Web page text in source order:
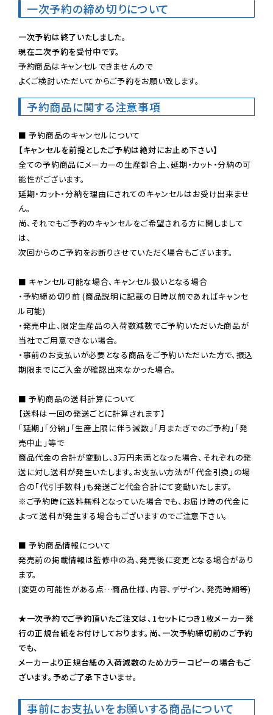
一次予約の締め切りについて
一次予約は終了いたしました。
現在二次予約を受付中です。
予約商品はキャンセルできませんので
よくご検討いただいてからご予約をお願い致します。
予約商品に関する注意事項
【キャンセルを前提としたご予約は絶対にお止め下さい】
全ての予約商品にメーカーの生産都合上、延期・カット・分納の可
能性がございます。
延期・カット・分納を理由にされてのキャンセルはお受け出来ませ
ん。
尚、それでもご予約のキャンセルをご希望される方に関しまして
は、
次回からのご予約をお断りさせていただく場合もございます。
■ キャンセル可能な場合、キャンセル扱いとなる場合
・予約締め切り前 (商品説明に記載の日時以前であればキャンセ
ル可能)
・発売中止、限定生産品の入荷数減数でご予約いただいた商品が
当社でご用意できない場合。
・事前のお支払いが必要となる商品をご予約いただいた方で、振込
期限までにご入金が確認出来なかった場合。
■ 予約商品の送料計算について
【送料は一回の発送ごとに計算されます】
「延期」「分納」「生産上限に伴う減数」「月またぎでのご予約」「発
売中止」等で
商品代金の合計が変動し、3万円未満となった場合、それぞれの発
送に対し送料が発生いたします。お支払い方法が「代金引換」の場
※ご予約時に送料無料となっていた場合でも、お届け時の代金に
よって送料が発生する場合もございますのでご注意下さい。
■ 予約商品情報について
発売前の掲載情報は監修中の為、発売後に変更となる場合があり
ます。
(変更の可能性がある点…商品仕様、内容、デザイン、発売時期等)
★一次予約でご予約頂いたご注文は、1セットにつき1枚メーカー発
行の正規台紙をお付けしております。尚、一次予約締切前のご予約
でも、
メーカーより正規台紙の入荷減数のためカラーコピーの場合もご
ざいます。予めご了承下さいませ。
事前にお支払いをお願いする商品について